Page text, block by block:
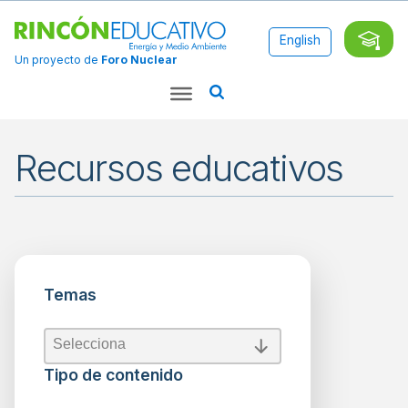
Un proyecto de Foro Nuclear
English
Recursos educativos
Combustibles
Energía
Energía
Nuclear
Energías
Temas
Temas
Temas
Tipo de contenido